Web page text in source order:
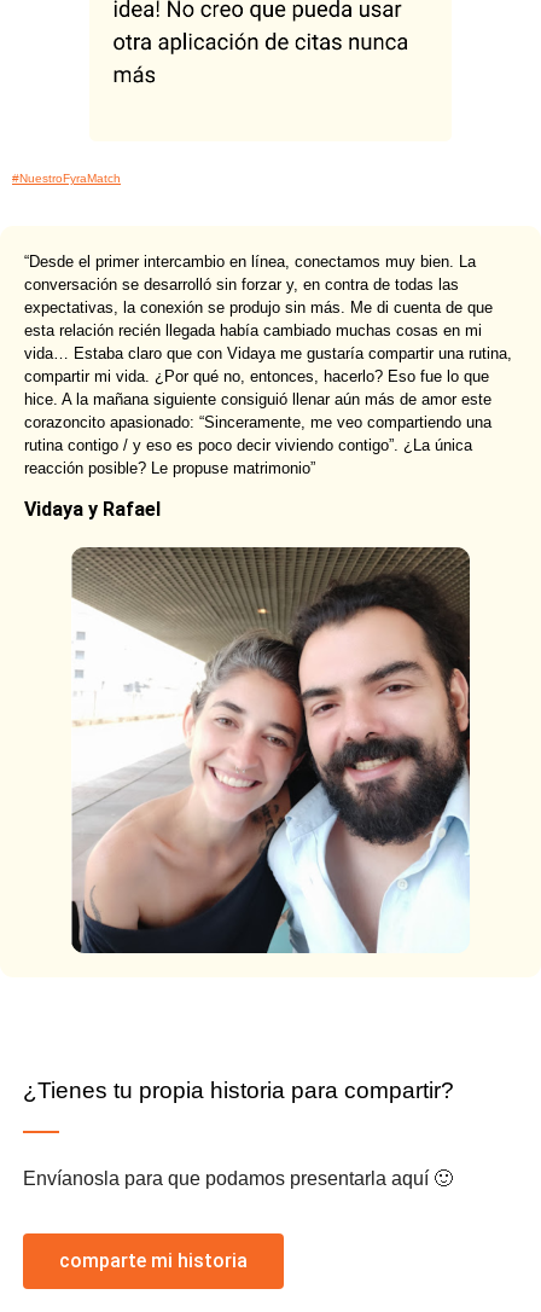
#NuestroFyraMatch
“Desde el primer intercambio en línea, conectamos muy bien. La
conversación se desarrolló sin forzar y, en contra de todas las
expectativas, la conexión se produjo sin más. Me di cuenta de que
esta relación recién llegada había cambiado muchas cosas en mi
vida… Estaba claro que con Vidaya me gustaría compartir una rutina,
compartir mi vida. ¿Por qué no, entonces, hacerlo? Eso fue lo que
hice. A la mañana siguiente consiguió llenar aún más de amor este
corazoncito apasionado: “Sinceramente, me veo compartiendo una
rutina contigo / y eso es poco decir viviendo contigo”. ¿La única
reacción posible? Le propuse matrimonio”
Vidaya y Rafael
¿Tienes tu propia historia para compartir?
Envíanosla para que podamos presentarla aquí 🙂
comparte mi historia